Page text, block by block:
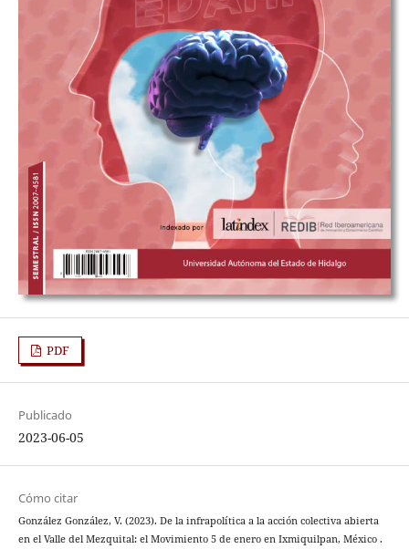
PDF
Publicado
2023-06-05
Cómo citar
González González, V. (2023). De la infrapolítica a la acción colectiva abierta
en el Valle del Mezquital: el Movimiento 5 de enero en Ixmiquilpan, México .